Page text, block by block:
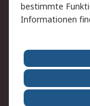
Karriere bei RS
Qualität/
bestimmte
Informationen